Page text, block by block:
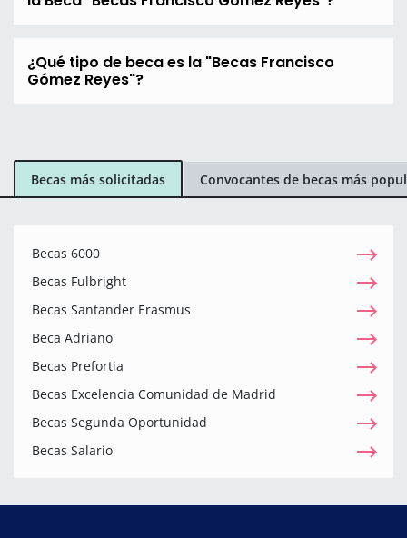
¿Qué tipo de beca es la "Becas Francisco
Gómez Reyes"?
Becas más solicitadas Convocantes de becas más
Becas 6000
Becas Fulbright
Becas Santander Erasmus
Beca Adriano
Becas Prefortia
Becas Excelencia Comunidad de Madrid
Becas Segunda Oportunidad
Becas Salario